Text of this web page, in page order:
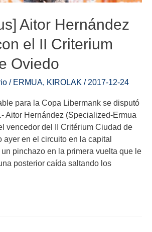
Aitor Hernández
el II Criterium
Oviedo
/ ERMUA, KIROLAK / 2017-12-24
para la Copa Libermank se disputó
Aitor Hernández (Specialized-Ermua
vencedor del II Critérium Ciudad de
ayer en el circuito en la capital
pinchazo en la primera vuelta que le
posterior caída saltando los